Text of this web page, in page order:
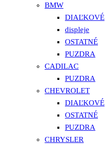
BMW
DIAĽKOVÉ
displeje
OSTATNÉ
PUZDRA
CADILAC
PUZDRA
CHEVROLET
DIAĽKOVÉ
OSTATNÉ
PUZDRA
CHRYSLER